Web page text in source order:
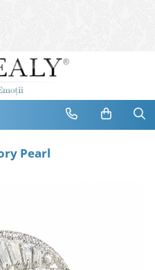
Pearl